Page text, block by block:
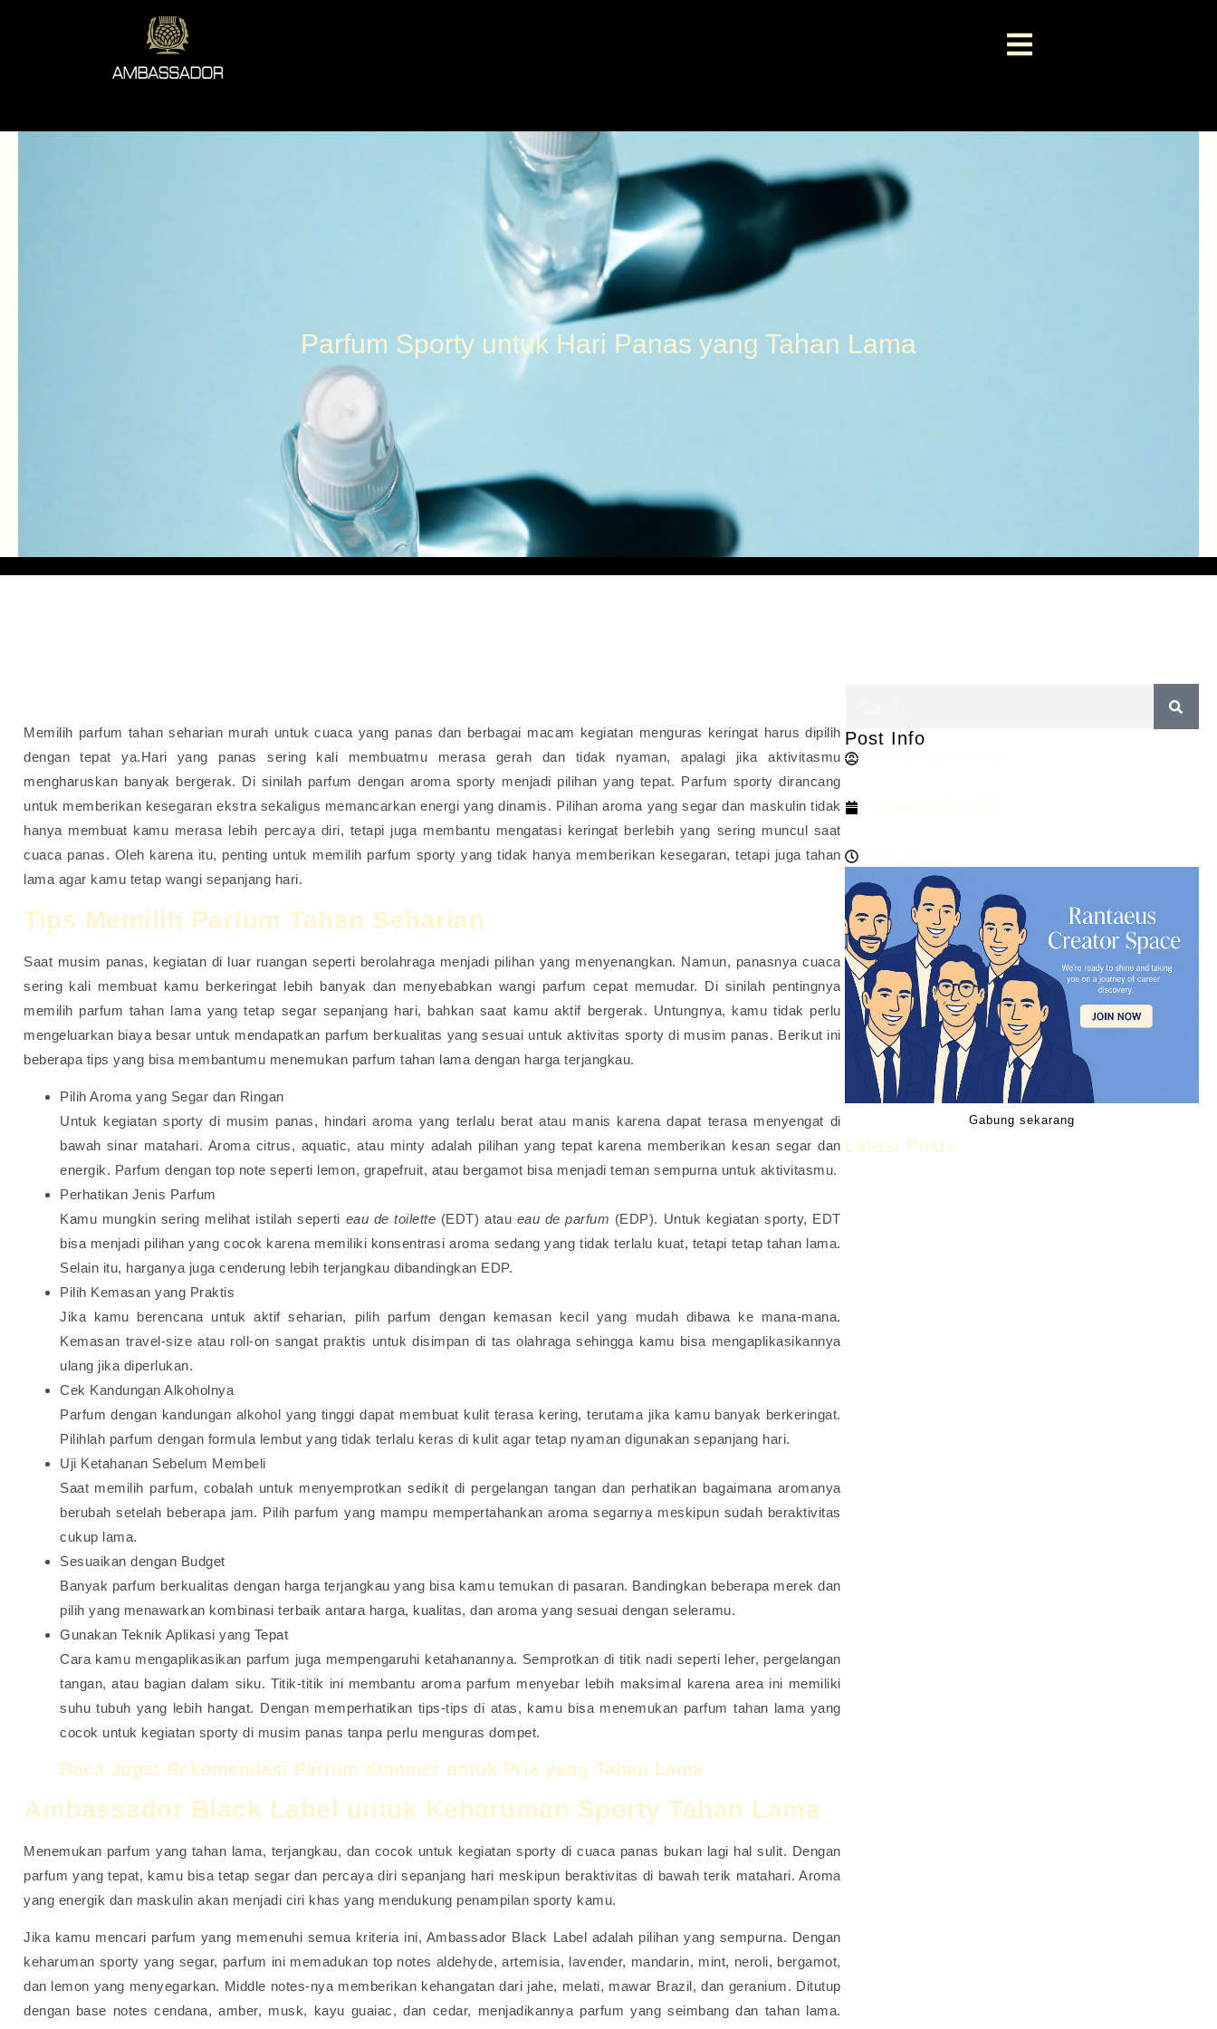
Parfum Sporty untuk Hari Panas yang Tahan Lama
Memilih parfum tahan seharian murah untuk cuaca yang panas dan berbagai macam kegiatan menguras keringat harus dipilih
dengan tepat ya.Hari yang panas sering kali membuatmu merasa gerah dan tidak nyaman, apalagi jika aktivitasmu
mengharuskan banyak bergerak. Di sinilah parfum dengan aroma sporty menjadi pilihan yang tepat. Parfum sporty dirancang
untuk memberikan kesegaran ekstra sekaligus memancarkan energi yang dinamis. Pilihan aroma yang segar dan maskulin tidak
hanya membuat kamu merasa lebih percaya diri, tetapi juga membantu mengatasi keringat berlebih yang sering muncul saat
cuaca panas. Oleh karena itu, penting untuk memilih parfum sporty yang tidak hanya memberikan kesegaran, tetapi juga tahan
lama agar kamu tetap wangi sepanjang hari.
Tips Memilih Parfum Tahan Seharian
Saat musim panas, kegiatan di luar ruangan seperti berolahraga menjadi pilihan yang menyenangkan. Namun, panasnya cuaca
sering kali membuat kamu berkeringat lebih banyak dan menyebabkan wangi parfum cepat memudar. Di sinilah pentingnya
memilih parfum tahan lama yang tetap segar sepanjang hari, bahkan saat kamu aktif bergerak. Untungnya, kamu tidak perlu
mengeluarkan biaya besar untuk mendapatkan parfum berkualitas yang sesuai untuk aktivitas sporty di musim panas. Berikut ini
beberapa tips yang bisa membantumu menemukan parfum tahan lama dengan harga terjangkau.
Pilih Aroma yang Segar dan Ringan
Untuk kegiatan sporty di musim panas, hindari aroma yang terlalu berat atau manis karena dapat terasa menyengat di
bawah sinar matahari. Aroma citrus, aquatic, atau minty adalah pilihan yang tepat karena memberikan kesan segar dan
energik. Parfum dengan top note seperti lemon, grapefruit, atau bergamot bisa menjadi teman sempurna untuk aktivitasmu.
Perhatikan Jenis Parfum
Kamu mungkin sering melihat istilah seperti eau de toilette (EDT) atau eau de parfum (EDP). Untuk kegiatan sporty, EDT
bisa menjadi pilihan yang cocok karena memiliki konsentrasi aroma sedang yang tidak terlalu kuat, tetapi tetap tahan lama.
Selain itu, harganya juga cenderung lebih terjangkau dibandingkan EDP.
Pilih Kemasan yang Praktis
Jika kamu berencana untuk aktif seharian, pilih parfum dengan kemasan kecil yang mudah dibawa ke mana-mana.
Kemasan travel-size atau roll-on sangat praktis untuk disimpan di tas olahraga sehingga kamu bisa mengaplikasikannya
ulang jika diperlukan.
Cek Kandungan Alkoholnya
Parfum dengan kandungan alkohol yang tinggi dapat membuat kulit terasa kering, terutama jika kamu banyak berkeringat.
Pilihlah parfum dengan formula lembut yang tidak terlalu keras di kulit agar tetap nyaman digunakan sepanjang hari.
Uji Ketahanan Sebelum Membeli
Saat memilih parfum, cobalah untuk menyemprotkan sedikit di pergelangan tangan dan perhatikan bagaimana aromanya
berubah setelah beberapa jam. Pilih parfum yang mampu mempertahankan aroma segarnya meskipun sudah beraktivitas
cukup lama.
Sesuaikan dengan Budget
Banyak parfum berkualitas dengan harga terjangkau yang bisa kamu temukan di pasaran. Bandingkan beberapa merek dan
pilih yang menawarkan kombinasi terbaik antara harga, kualitas, dan aroma yang sesuai dengan seleramu.
Gunakan Teknik Aplikasi yang Tepat
Cara kamu mengaplikasikan parfum juga mempengaruhi ketahanannya. Semprotkan di titik nadi seperti leher, pergelangan
tangan, atau bagian dalam siku. Titik-titik ini membantu aroma parfum menyebar lebih maksimal karena area ini memiliki
suhu tubuh yang lebih hangat. Dengan memperhatikan tips-tips di atas, kamu bisa menemukan parfum tahan lama yang
cocok untuk kegiatan sporty di musim panas tanpa perlu menguras dompet.
Baca Juga: Rekomendasi Parfum Summer untuk Pria yang Tahan Lama
Ambassador Black Label untuk Keharuman Sporty Tahan Lama
Menemukan parfum yang tahan lama, terjangkau, dan cocok untuk kegiatan sporty di cuaca panas bukan lagi hal sulit. Dengan
parfum yang tepat, kamu bisa tetap segar dan percaya diri sepanjang hari meskipun beraktivitas di bawah terik matahari. Aroma
yang energik dan maskulin akan menjadi ciri khas yang mendukung penampilan sporty kamu.
Jika kamu mencari parfum yang memenuhi semua kriteria ini, Ambassador Black Label adalah pilihan yang sempurna. Dengan
keharuman sporty yang segar, parfum ini memadukan top notes aldehyde, artemisia, lavender, mandarin, mint, neroli, bergamot,
dan lemon yang menyegarkan. Middle notes-nya memberikan kehangatan dari jahe, melati, mawar Brazil, dan geranium. Ditutup
dengan base notes cendana, amber, musk, kayu guaiac, dan cedar, menjadikannya parfum yang seimbang dan tahan lama.
Post Info
Gabung sekarang
Latest Posts